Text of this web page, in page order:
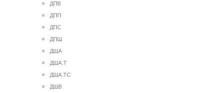
ДПВ
ДПП
ДПС
ДПШ
ДША
ДША.Т
ДША.ТС
ДШВ